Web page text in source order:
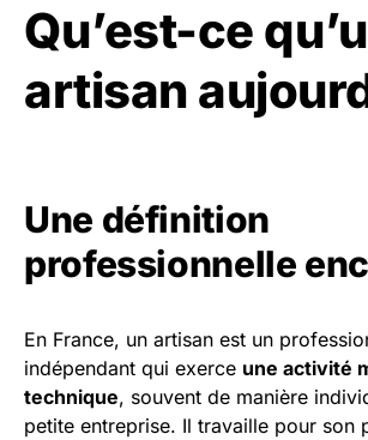
Qu’est-ce
artisan
Une définition
professionnelle
En France, un artisan est un
indépendant qui exerce une activité
technique, souvent de manière
petite entreprise. Il travaille pour son